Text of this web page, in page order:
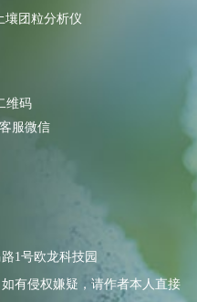
壤团粒分析仪
服微信
1号欧龙科技园
有侵权嫌疑，请作者本人直接